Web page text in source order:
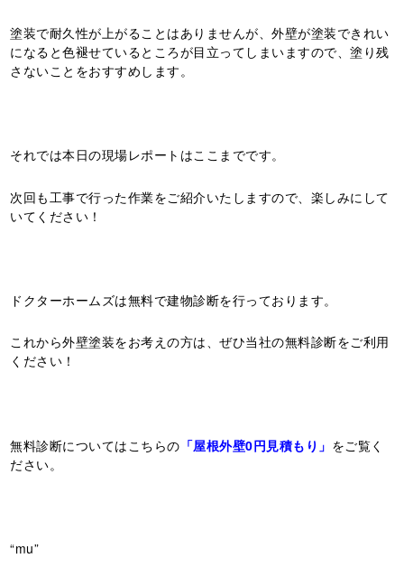
塗装で耐久性が上がることはありませんが、外壁が塗装できれい
になると色褪せているところが目立ってしまいますので、塗り残
さないことをおすすめします。
それでは本日の現場レポートはここまでです。
次回も工事で行った作業をご紹介いたしますので、楽しみにして
いてください！
ドクターホームズは無料で建物診断を行っております。
これから外壁塗装をお考えの方は、ぜひ当社の無料診断をご利用
ください！
無料診断についてはこちらの 「屋根外壁0円見積もり」 をご覧く
ださい。
“mu”